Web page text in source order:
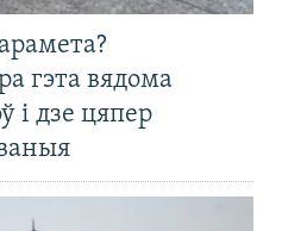
гэта вядома
і дзе цяпер